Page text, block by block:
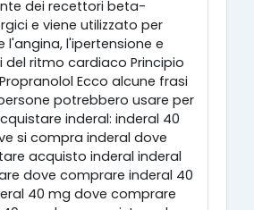
dei recettori beta-
e viene utilizzato per
l'angina, l'ipertensione e
del ritmo cardiaco Principio
Ecco alcune frasi
potrebbero usare per
inderal: inderal 40
si compra inderal dove
acquisto inderal inderal
dove comprare inderal 40
40 mg dove comprare